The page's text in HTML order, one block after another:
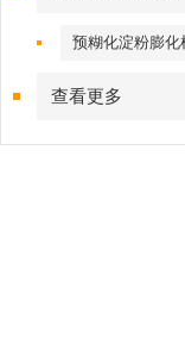
预糊化淀粉膨化
查看更多